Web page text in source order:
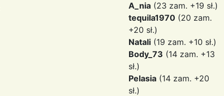
A_nia (23 zam. +19 sł.)
tequila1970 (20 zam.
+20 sł.)
Natali (19 zam. +10 sł.)
Body_73 (14 zam. +13
sł.)
Pelasia (14 zam. +20
sł.)